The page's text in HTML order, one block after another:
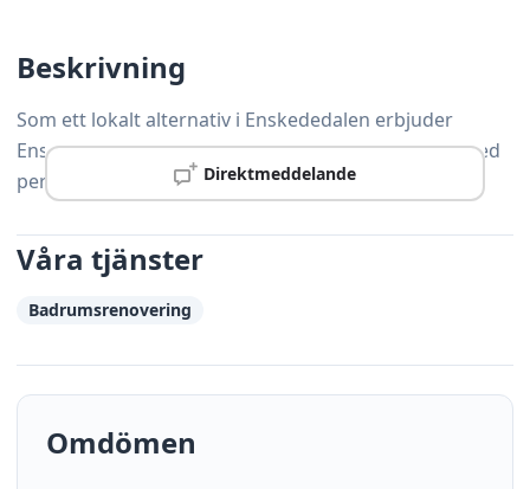
Direktmeddelande
Beskrivning
Som ett lokalt alternativ i Enskededalen erbjuder
Enskede Snickeri AB professionell snickeriservice med
personlig service och hög precision.
Våra tjänster
Badrumsrenovering
Omdömen